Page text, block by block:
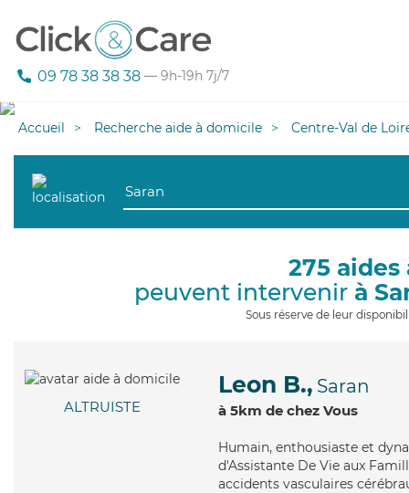
09 78 38 38 38 — 9h-19h 7j/7
Accueil Recherche aide à domicile Centre-Val de
275
peuvent intervenir à
Sous réserve de leur
ALTRUISTE
Leon B., Saran
à 5km de chez Vous
Humain, enthousiaste et
d'Assistante De Vie aux
accidents vasculaires